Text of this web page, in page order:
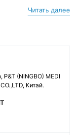
Читать далее
P&T (NINGBO) MEDI
Китай.